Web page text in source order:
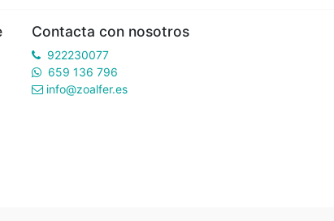
Contacta con nosotros
922230077
659 136 796
info@zoalfer.es